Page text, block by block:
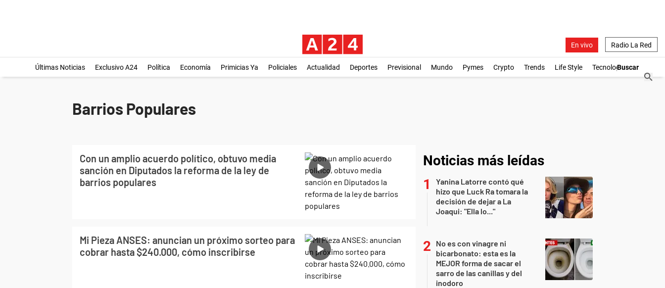
En vivo Radio La Red
Últimas Noticias Exclusivo A24 Política Economía Primicias Ya Policiales Actualidad Deportes Previsional Mundo Pymes Crypto Trends Life Style Tecnología
Barrios Populares
Con un amplio acuerdo político, obtuvo media
sanción en Diputados la reforma de la ley de
barrios populares
Mi Pieza ANSES: anuncian un próximo sorteo para
cobrar hasta $240.000, cómo inscribirse
Noticias más leídas
Yanina Latorre contó qué
hizo que Luck Ra tomara la
decisión de dejar a La
Joaqui: "Ella lo..."
No es con vinagre ni
bicarbonato: esta es la
MEJOR forma de sacar el
sarro de las canillas y del
inodoro